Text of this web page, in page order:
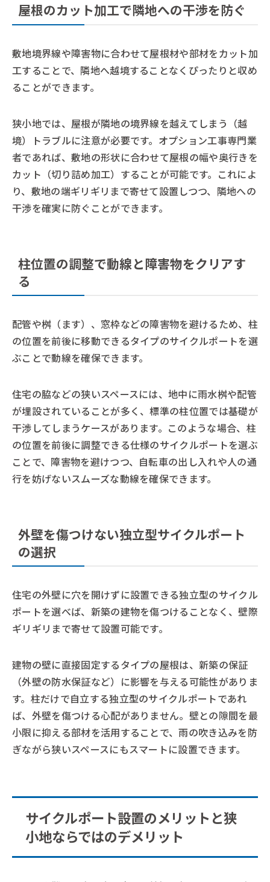
屋根のカット加工で隣地への干渉を防ぐ
敷地境界線や障害物に合わせて屋根材や部材をカット加
工することで、隣地へ越境することなくぴったりと収め
ることができます。
狭小地では、屋根が隣地の境界線を越えてしまう（越
境）トラブルに注意が必要です。オプション工事専門業
者であれば、敷地の形状に合わせて屋根の幅や奥行きを
カット（切り詰め加工）することが可能です。これによ
り、敷地の端ギリギリまで寄せて設置しつつ、隣地への
干渉を確実に防ぐことができます。
柱位置の調整で動線と障害物をクリアす
る
配管や桝（ます）、窓枠などの障害物を避けるため、柱
の位置を前後に移動できるタイプのサイクルポートを選
ぶことで動線を確保できます。
住宅の脇などの狭いスペースには、地中に雨水桝や配管
が埋設されていることが多く、標準の柱位置では基礎が
干渉してしまうケースがあります。このような場合、柱
の位置を前後に調整できる仕様のサイクルポートを選ぶ
ことで、障害物を避けつつ、自転車の出し入れや人の通
行を妨げないスムーズな動線を確保できます。
外壁を傷つけない独立型サイクルポート
の選択
住宅の外壁に穴を開けずに設置できる独立型のサイクル
ポートを選べば、新築の建物を傷つけることなく、壁際
ギリギリまで寄せて設置可能です。
建物の壁に直接固定するタイプの屋根は、新築の保証
（外壁の防水保証など）に影響を与える可能性がありま
す。柱だけで自立する独立型のサイクルポートであれ
ば、外壁を傷つける心配がありません。壁との隙間を最
小限に抑える部材を活用することで、雨の吹き込みを防
ぎながら狭いスペースにもスマートに設置できます。
サイクルポート設置のメリットと狭
小地ならではのデメリット